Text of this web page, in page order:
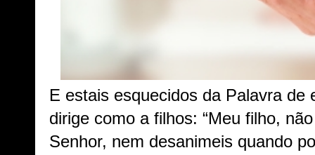
E estais esquecidos da Palavra de
dirige como a filhos: “Meu filho,
Senhor, nem desanimeis quando